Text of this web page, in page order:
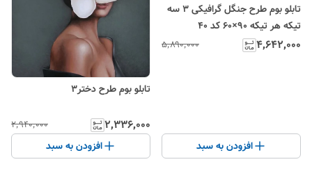
تابلو بوم طرح جنگل گرافیکی ۳ سه
تیکه هر تیکه ۹۰×۶۰ کد ۴۰
۴٬۶۴۲٬۰۰۰ ۵٬۸۹۰٬۰۰۰
افزودن به سبد
تابلو بوم طرح دختر۳
۲٬۳۳۶٬۰۰۰ ۲٬۹۴۰٬۰۰۰
افزودن به سبد